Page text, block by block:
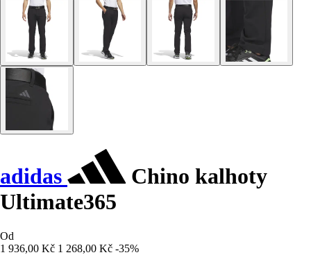
adidas
Chino kalhoty
Ultimate365
Od
1 936,00 Kč 1 268,00 Kč -35%